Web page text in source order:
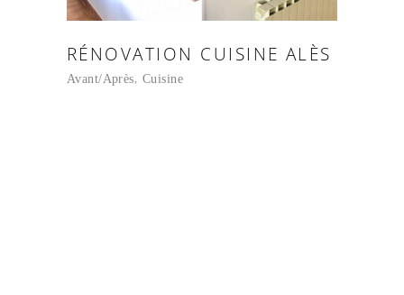
RÉNOVATION CUISINE ALÈS
Avant/Après Cuisine